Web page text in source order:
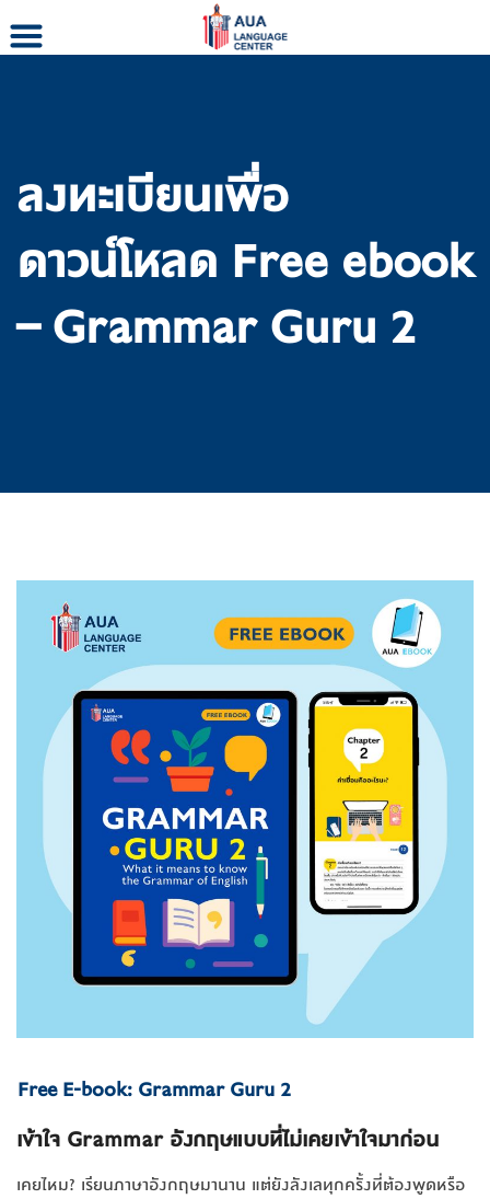
ลงทะเบียนเพื่อ
ดาวน์โหลด Free ebook
– Grammar Guru 2
Free E-book: Grammar Guru 2
เข้าใจ Grammar อังกฤษแบบที่ไม่เคยเข้าใจมาก่อน
เคยไหม? เรียนภาษาอังกฤษมานาน แต่ยังลังเลทุกครั้งที่ต้องพูดหรือ